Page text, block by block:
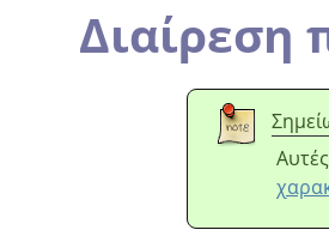
Διαίρεση